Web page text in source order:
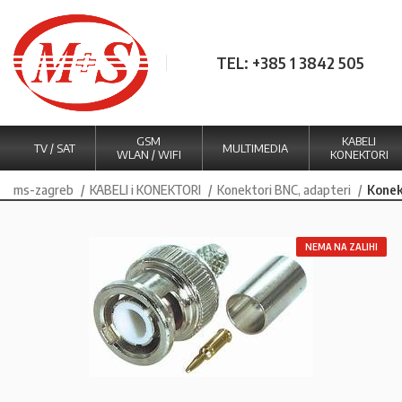
TEL: +385 1 3842 505
TV / SAT
GSM
WLAN / WIFI
MULTIMEDIA
KABELI
KONEKTORI
ms-zagreb KABELI i KONEKTORI Konektori BNC, adapteri
NEMA NA ZALIHI